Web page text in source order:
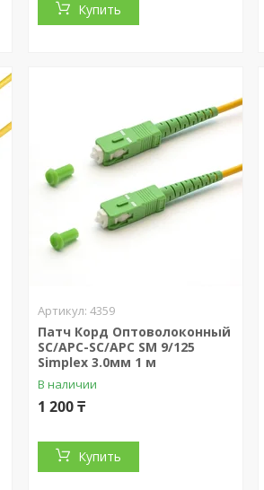
Купить
4359
Патч Корд Оптоволоконный
SC/APC-SC/APC SM 9/125
Simplex 3.0мм 1 м
В наличии
1 200 ₸
Купить